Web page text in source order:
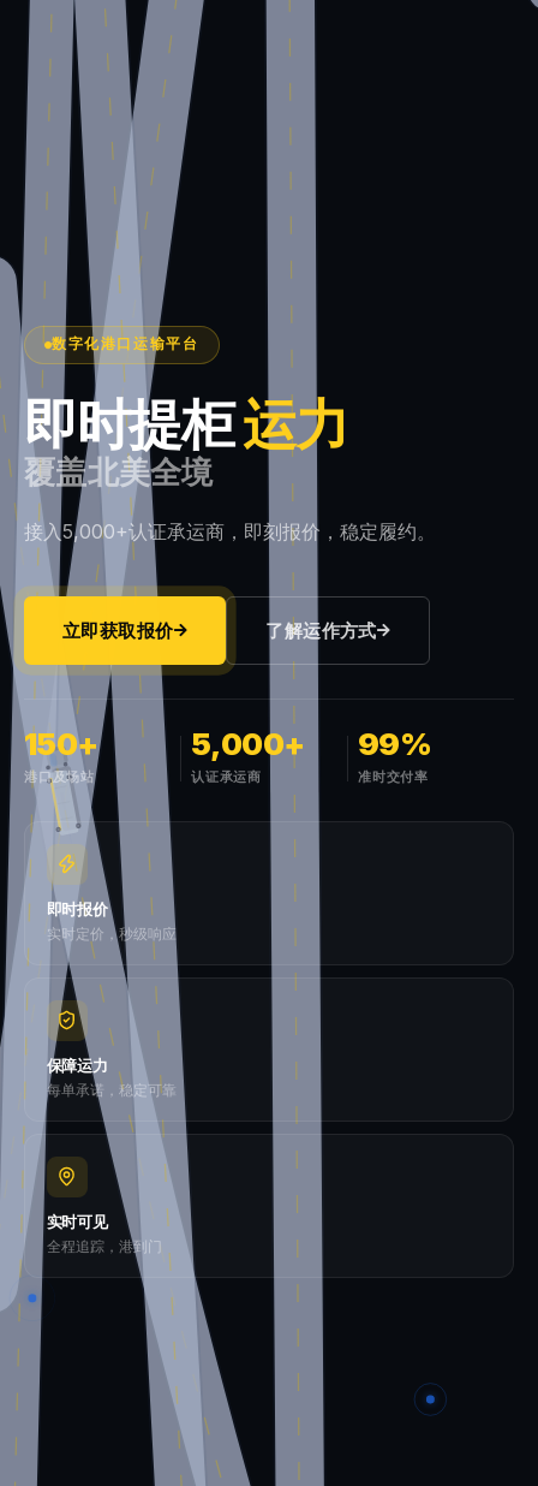
数字化港口运输平台
即时提柜运力
覆盖北美全境
接入5,000+认证承运商，即刻报价，稳定履约。
立即获取报价 了解运作方式
150+
港口及场站
5,000+
认证承运商
99%
准时交付率
即时报价
实时定价，秒级响应
保障运力
每单承诺，稳定可靠
实时可见
全程追踪，港到门